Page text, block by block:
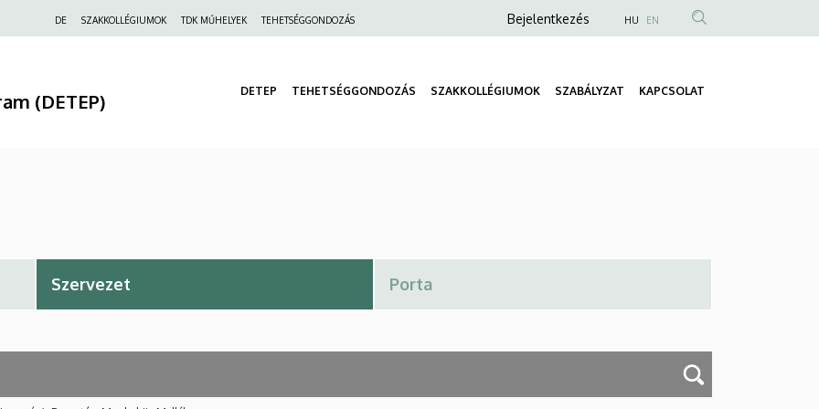
Felső
DE SZAKKOLLÉGIUMOK TDK MŰHELYEK TEHETSÉGGONDOZÁS
Anonim
menüje
Bejelentkezés HU EN
(DETEP) DETEP TEHETSÉGGONDOZÁS SZAKKOLLÉGIUMOK SZABÁLYZAT KAPCSOLAT